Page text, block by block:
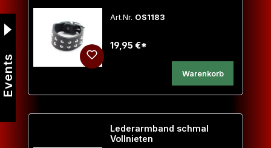
Art.Nr. OS1183
19,95 €*
Warenkorb
Lederarmband schmal
Vollnieten
Events